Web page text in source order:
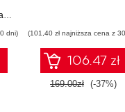
dni) (101,40 zł najniższa cena z
106.47 zł
169.00zł (-37%)